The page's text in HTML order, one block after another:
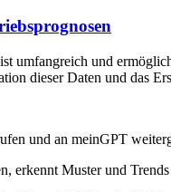
umfangreich und
dieser Daten und das
und an meinGPT
erkennt Muster und Trends